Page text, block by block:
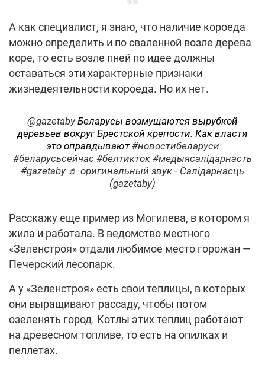
А как специалист, я знаю, что наличие короеда
можно определить и по сваленной возле дерева
коре, то есть возле пней по идее должны
оставаться эти характерные признаки
жизнедеятельности короеда. Но их нет.
@gazetaby Беларусы возмущаются вырубкой
деревьев вокруг Брестской крепости. Как власти
это оправдывают#новостибеларуси
#беларусьсейчас #белтикток #медыясалідарнасть
#gazetaby ♬ оригинальный звук - Салідарнасць
(gazetaby)
Расскажу еще пример из Могилева, в котором я
жила и работала. В ведомство местного
«Зеленстроя» отдали любимое место горожан —
Печерский лесопарк.
А у «Зеленстроя» есть свои теплицы, в которых
они выращивают рассаду, чтобы потом
озеленять город. Котлы этих теплиц работают
на древесном топливе, то есть на опилках и
пеллетах.